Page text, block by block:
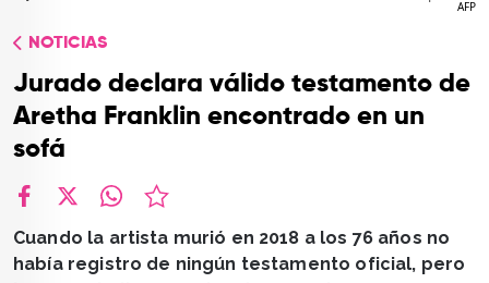
AFP
NOTICIAS
Jurado declara válido testamento de
Aretha Franklin encontrado en un
sofá
Cuando la artista murió en 2018 a los 76 años no
había registro de ningún testamento oficial, pero